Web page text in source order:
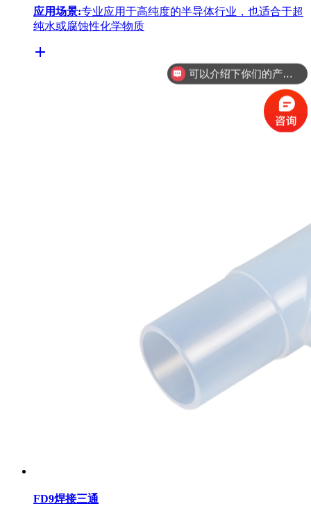
应用场景:专业应用于高纯度的半导体行业，也适合于超
纯水或腐蚀性化学物质
FD9焊接三通
你们是怎么收费的呢